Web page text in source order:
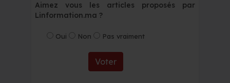
Aimez vous les articles proposés par
Linformation.ma ?
Oui Non Pas vraiment
Voter